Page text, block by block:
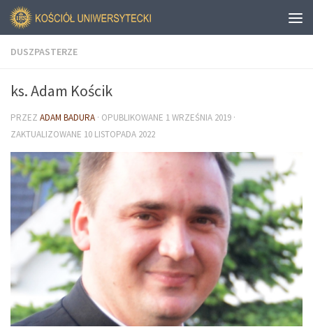
DUSZPASTERZE
ks. Adam Kościk
PRZEZ ADAM BADURA · OPUBLIKOWANE 1 WRZEŚNIA 2019 ·
ZAKTUALIZOWANE 10 LISTOPADA 2022